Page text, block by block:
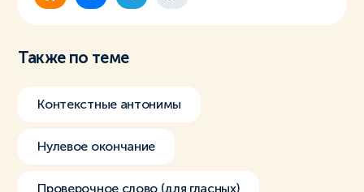
Также по теме
Контекстные антонимы
Нулевое окончание
Проверочное слово (для гласных)